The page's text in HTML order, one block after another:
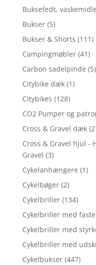
Buksefedt,
Bukser (5)
Bukser & Shorts (111)
Campingmøbler (41)
Carbon sadelpinde (5)
Citybike dæk (1)
Citybikes (128)
CO2 Pumper og
Cross & Gravel dæk
Cross & Gravel hjul -
Gravel (3)
Cykelanhængere (1)
Cykelbøger (2)
Cykelbriller (134)
Cykelbriller med
Cykelbriller med
Cykelbriller med
Cykelbukser (447)